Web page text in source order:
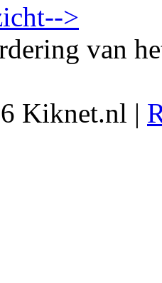
>
van
Kiknet.nl |